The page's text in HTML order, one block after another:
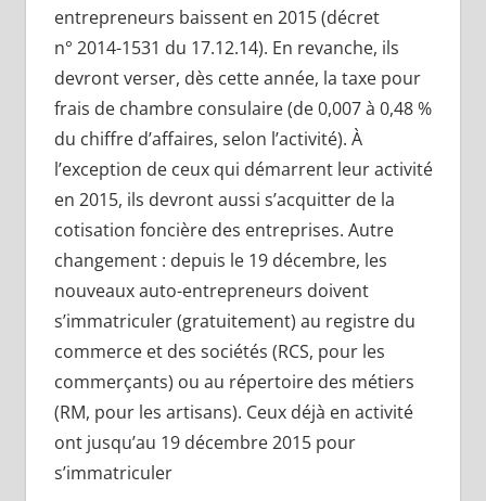
entrepreneurs baissent en 2015 (décret
n° 2014-1531 du 17.12.14). En revanche, ils
devront verser, dès cette année, la taxe pour
frais de chambre consulaire (de 0,007 à 0,48 %
du chiffre d’affaires, selon l’activité). À
l’exception de ceux qui démarrent leur activité
en 2015, ils devront aussi s’acquitter de la
cotisation foncière des entreprises. Autre
changement : depuis le 19 décembre, les
nouveaux auto-entrepreneurs doivent
s’immatriculer (gratuitement) au registre du
commerce et des sociétés (RCS, pour les
commerçants) ou au répertoire des métiers
(RM, pour les artisans). Ceux déjà en activité
ont jusqu’au 19 décembre 2015 pour
s’immatriculer